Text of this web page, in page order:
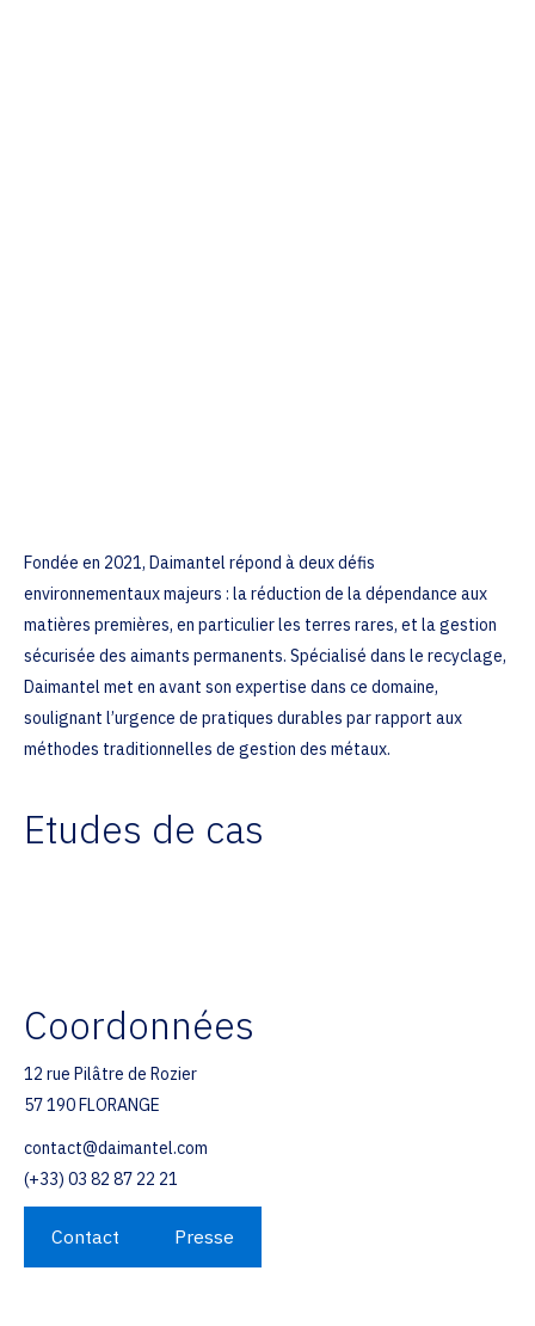
Fondée en 2021, Daimantel répond à deux défis
environnementaux majeurs : la réduction de la dépendance aux
matières premières, en particulier les terres rares, et la gestion
sécurisée des aimants permanents. Spécialisé dans le recyclage,
Daimantel met en avant son expertise dans ce domaine,
soulignant l’urgence de pratiques durables par rapport aux
méthodes traditionnelles de gestion des métaux.
Etudes de cas
Coordonnées
12 rue Pilâtre de Rozier
57 190 FLORANGE
contact@daimantel.com
(+33) 03 82 87 22 21
Contact Presse